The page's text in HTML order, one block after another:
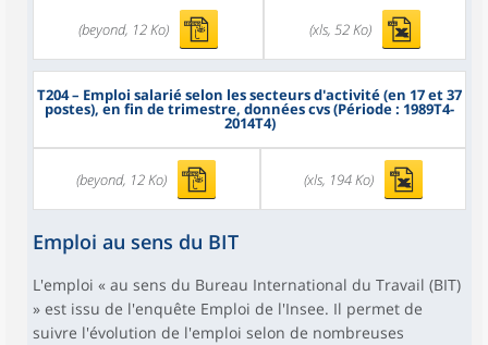
(beyond, 12 Ko) (xls, 52 Ko)
T204– Emploi salarié selon les secteurs d'activité (en 17 et 37
postes), en fin de trimestre, données cvs (Période : 1989T4-
2014T4)
(beyond, 12 Ko) (xls, 194 Ko)
Emploi au sens du BIT
L'emploi « au sens du Bureau International du Travail (BIT)
» est issu de l'enquête Emploi de l'Insee. Il permet de
suivre l'évolution de l'emploi selon de nombreuses